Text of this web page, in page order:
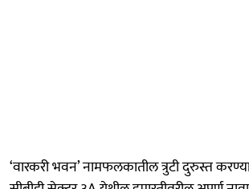
‘वारकरी भवन’ नामफलकातील त्रुटी दुरुस्त